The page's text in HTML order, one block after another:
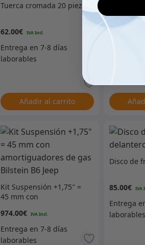
Tuerca cromada 20 piezas
62.00€
Añadir al carrito
386.00
Kit Suspensión +1,75″ =
45 mm con
Bilstein B6 Jeep
974.00€
Disco de
85.00€